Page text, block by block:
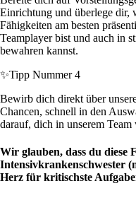
Einrichtung und überlege dir,
Fähigkeiten am besten
Teamplayer bist und auch in
bewahren kannst.
✨Tipp Nummer 4
Bewirb dich direkt über
Chancen, schnell in den
darauf, dich in unserem
Wir glauben, dass du diese
Intensivkrankenschwester
Herz für kritischste